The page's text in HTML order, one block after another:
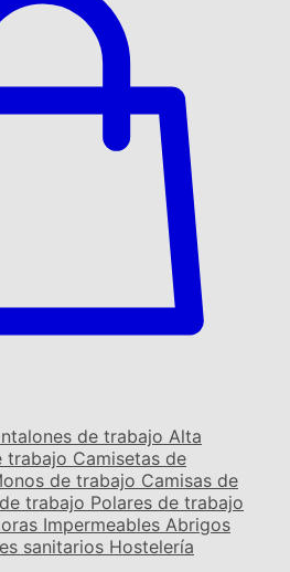
de trabajo Alta
trabajo Camisetas de
de trabajo Camisas de
trabajo Polares de trabajo
Impermeables Abrigos
sanitarios Hostelería